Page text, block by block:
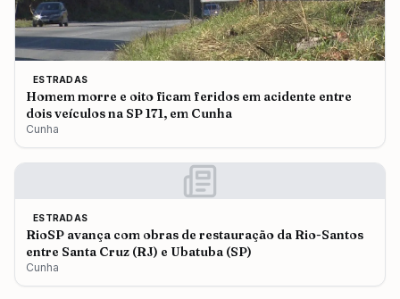
ESTRADAS
Homem morre e oito ficam feridos em acidente entre
dois veículos na SP 171, em Cunha
Cunha
ESTRADAS
RioSP avança com obras de restauração da Rio-Santos
entre Santa Cruz (RJ) e Ubatuba (SP)
Cunha